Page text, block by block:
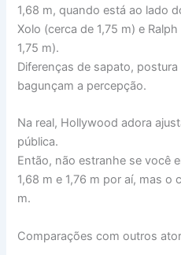
1,68 m, quando está ao lado
Xolo (cerca de 1,75 m) e
1,75 m).
Diferenças de sapato,
bagunçam a percepção.
Na real, Hollywood adora
pública.
Então, não estranhe se você
1,68 m e 1,76 m por aí, mas o
m.
Comparações com outros